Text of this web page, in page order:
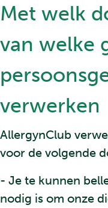
Met welk
van welke
verwerken
AllergynClub
voor de volgende
- Je te kunnen
nodig is om onze